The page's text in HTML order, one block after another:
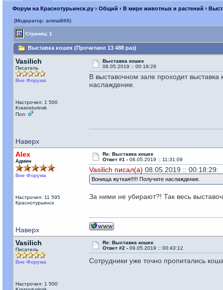
Форум на Краснотурьинск.ру› Общий › В мире животных и растений ›
(Модератор: animal666)
Страниц: 1
Выставка кошек (Прочитано 13 488 раз)
Vasilich
Писатель
Вне Форума
Настрочил: 1 500
Krasnoturinsk
Пол:
Выставка кошек
08.05.2019 :: 00:18:29
В выставочном зале проходит
наслаждение.
Наверх
Alex
Админ
Вне Форума
Настрочил: 11 595
Краснотурьинск
Re: Выставка кошек
Ответ #1 - 08.05.2019 :: 11:31:09
Vasilich писал(а) 08.05.2019 :: 00:18:29:
Вонища жуткая!!!!! Получите наслаждение.
За ними не убирают?! Так весь
Наверх
Vasilich
Писатель
Вне Форума
Настрочил: 1 500
Re: Выставка кошек
Ответ #2 - 09.05.2019 :: 00:43:12
Сотрудники уже точно пропитались